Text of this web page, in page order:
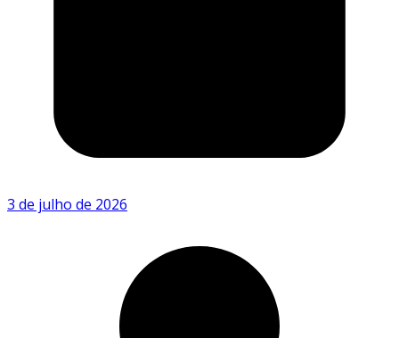
3 de julho de 2026